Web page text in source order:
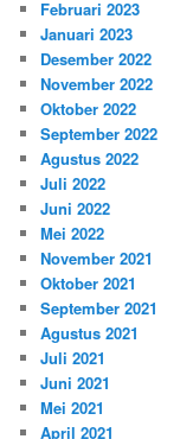
Februari 2023
Januari 2023
Desember 2022
November 2022
Oktober 2022
September 2022
Agustus 2022
Juli 2022
Juni 2022
Mei 2022
November 2021
Oktober 2021
September 2021
Agustus 2021
Juli 2021
Juni 2021
Mei 2021
April 2021